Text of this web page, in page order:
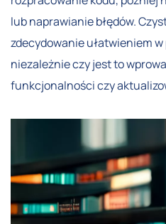
lub naprawianie błędów.
zdecydowanie ułatwieniem
niezależnie czy jest to
funkcjonalności czy